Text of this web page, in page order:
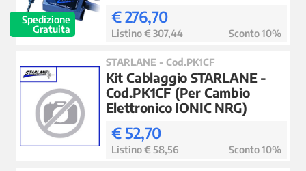
Spedizione
Gratuita
€ 276,70
Listino€ 307,44 Sconto 10%
STARLANE - Cod.PK1CF
Kit Cablaggio STARLANE -
Cod.PK1CF (Per Cambio
Elettronico IONIC NRG)
€ 52,70
Listino€ 58,56 Sconto 10%